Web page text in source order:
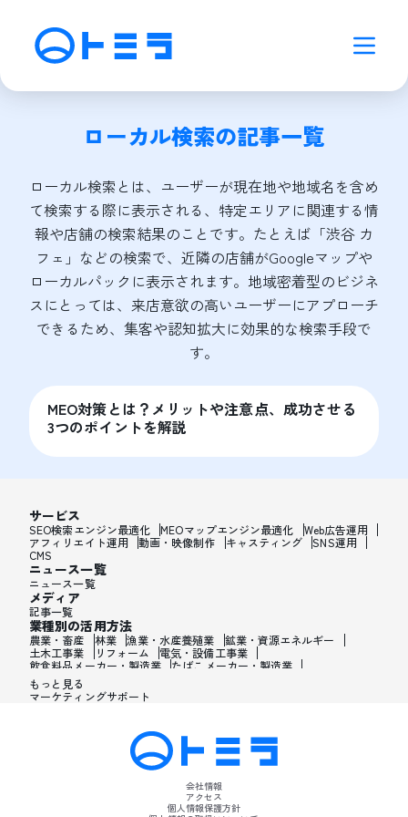
ローカル検索の記事一覧
ローカル検索とは、ユーザーが現在地や地域名を含め
て検索する際に表示される、特定エリアに関連する情
報や店舗の検索結果のことです。たとえば「渋谷 カ
フェ」などの検索で、近隣の店舗がGoogleマップや
ローカルパックに表示されます。地域密着型のビジネ
スにとっては、来店意欲の高いユーザーにアプローチ
できるため、集客や認知拡大に効果的な検索手段で
す。
MEO対策とは？メリットや注意点、成功させる
3つのポイントを解説
サービス
SEO検索エンジン最適化 MEOマップエンジン最適化
Web広告運用
アフィリエイト運用
動画・映像制作 キャスティング
SNS運用
CMS
ニュース一覧
ニュース一覧
メディア
記事一覧
業種別の活用方法
農業・畜産 林業 漁業・水産養殖業
鉱業・資源エネルギー
土木工事業
リフォーム
電気・設備工事業
飲食料品メーカー・製造業
たばこメーカー・製造業
飼料・ペットフードメーカー・製造業
木材・建材メーカー・製造業
家具・オフィス用品メーカー・製造業
印刷・製本・印刷加工メーカー・製造業
医薬品メーカー・製造業
化粧品メーカー・製造業
香水メーカー・製造業
シャンプー・リンスメーカー・製造業
ワックス・整髪料・薄毛薬メーカー・製造業
歯磨き粉・日焼け止め・髭剃り用化粧品メーカー・製造業
石油・ゴム・プラスチックメーカー・製造業
皮革製造・皮革品メーカー・製造業
もっと見る
マーケティングサポート
会社情報
アクセス
個人情報保護方針